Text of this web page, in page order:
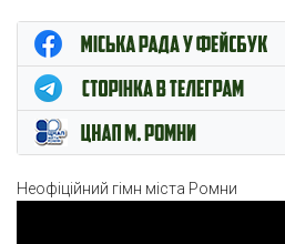
ЦНАП м. Ромни
Неофіційний гімн міста Ромни